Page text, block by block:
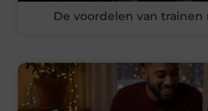
De voordelen van trainen